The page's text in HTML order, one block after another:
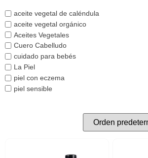
aceite vegetal de caléndula
aceite vegetal orgánico
Aceites Vegetales
Cuero Cabelludo
cuidado para bebés
La Piel
piel con eczema
piel sensible